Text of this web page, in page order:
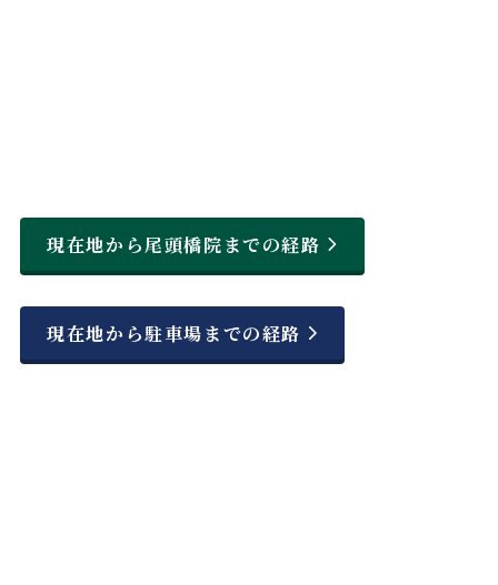
現在地から尾頭橋院までの経路
現在地から駐車場までの経路